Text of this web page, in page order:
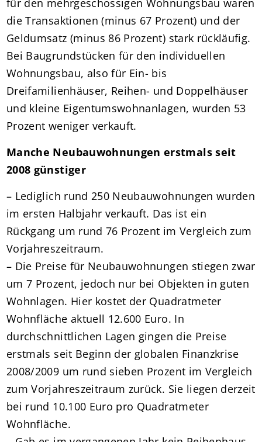
für den mehrgeschossigen Wohnungsbau waren
die Transaktionen (minus 67 Prozent) und der
Geldumsatz (minus 86 Prozent) stark rückläufig.
Bei Baugrundstücken für den individuellen
Wohnungsbau, also für Ein- bis
Dreifamilienhäuser, Reihen- und Doppelhäuser
und kleine Eigentumswohnanlagen, wurden 53
Prozent weniger verkauft.
Manche Neubauwohnungen erstmals seit
2008 günstiger
– Lediglich rund 250 Neubauwohnungen wurden
im ersten Halbjahr verkauft. Das ist ein
Rückgang um rund 76 Prozent im Vergleich zum
Vorjahreszeitraum.
– Die Preise für Neubauwohnungen stiegen zwar
um 7 Prozent, jedoch nur bei Objekten in guten
Wohnlagen. Hier kostet der Quadratmeter
Wohnfläche aktuell 12.600 Euro. In
durchschnittlichen Lagen gingen die Preise
erstmals seit Beginn der globalen Finanzkrise
2008/2009 um rund sieben Prozent im Vergleich
zum Vorjahreszeitraum zurück. Sie liegen derzeit
bei rund 10.100 Euro pro Quadratmeter
Wohnfläche.